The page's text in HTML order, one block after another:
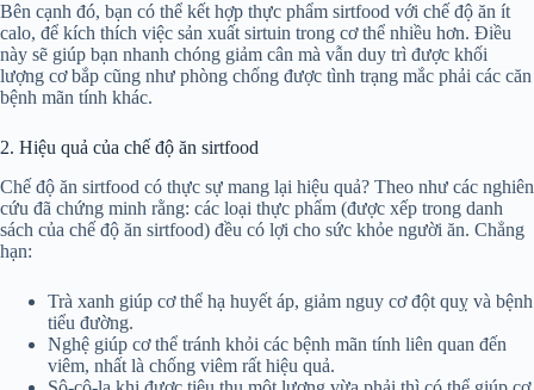
Bên cạnh đó, bạn có thể kết hợp thực phẩm sirtfood với chế độ ăn ít
calo, để kích thích việc sản xuất sirtuin trong cơ thể nhiều hơn. Điều
này sẽ giúp bạn nhanh chóng giảm cân mà vẫn duy trì được khối
lượng cơ bắp cũng như phòng chống được tình trạng mắc phải các căn
bệnh mãn tính khác.
2. Hiệu quả của chế độ ăn sirtfood
Chế độ ăn sirtfood có thực sự mang lại hiệu quả? Theo như các nghiên
cứu đã chứng minh rằng: các loại thực phẩm (được xếp trong danh
sách của chế độ ăn sirtfood) đều có lợi cho sức khỏe người ăn. Chẳng
hạn:
Trà xanh giúp cơ thể hạ huyết áp, giảm nguy cơ đột quỵ và bệnh
tiểu đường.
Nghệ giúp cơ thể tránh khỏi các bệnh mãn tính liên quan đến
viêm, nhất là chống viêm rất hiệu quả.